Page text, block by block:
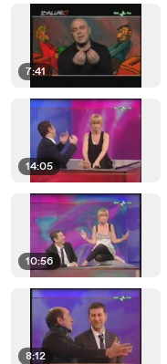
7:41
14:05
10:56
8:12